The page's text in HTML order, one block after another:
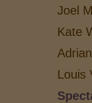
Joel
Kate
Louis